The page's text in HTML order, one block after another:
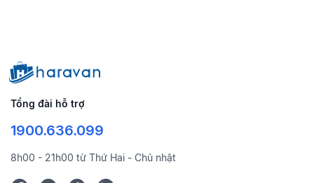
Tổng đài hỗ trợ
1900.636.099
8h00 - 21h00 từ Thứ Hai - Chủ nhật